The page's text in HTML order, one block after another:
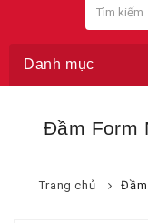
Danh mục
Đầm Form
Trang chủ Đầm